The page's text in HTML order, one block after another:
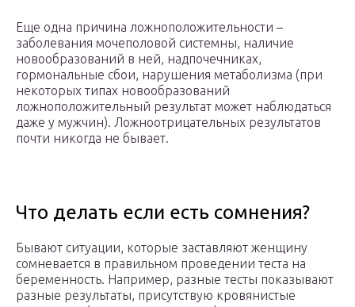
Еще одна причина ложноположительности –
заболевания мочеполовой системны, наличие
новообразований в ней, надпочечниках,
гормональные сбои, нарушения метаболизма (при
некоторых типах новообразований
ложноположительный результат может наблюдаться
даже у мужчин). Ложноотрицательных результатов
почти никогда не бывает.
Что делать если есть сомнения?
Бывают ситуации, которые заставляют женщину
сомневается в правильном проведении теста на
беременность. Например, разные тесты показывают
разные результаты, присутствую кровянистые